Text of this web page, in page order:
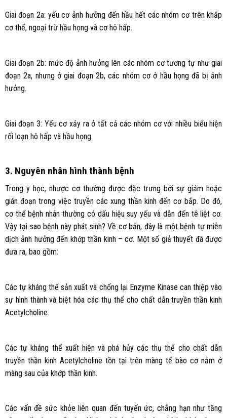
Giai đoạn 2a: yếu cơ ảnh hưởng đến hầu hết các nhóm cơ trên khắp
cơ thể, ngoại trừ hầu họng và cơ hô hấp.
Giai đoạn 2b: mức độ ảnh hưởng lên các nhóm cơ tương tự như giai
đoạn 2a, nhưng ở giai đoạn 2b, các nhóm cơ ở hầu họng đã bị ảnh
hưởng.
Giai đoạn 3: Yếu cơ xảy ra ở tất cả các nhóm cơ với nhiều biểu hiện
rối loạn hô hấp và hầu họng.
3. Nguyên nhân hình thành bệnh
Trong y học, nhược cơ thường được đặc trưng bởi sự giảm hoặc
gián đoạn trong việc truyền các xung thần kinh đến cơ bắp. Do đó,
cơ thể bệnh nhân thường có dấu hiệu suy yếu và dẫn đến tê liệt cơ.
Vậy tại sao bệnh này phát sinh? Về cơ bản, đây là một bệnh tự miễn
dịch ảnh hưởng đến khớp thần kinh – cơ. Một số giả thuyết đã được
đưa ra, bao gồm:
Các tự kháng thể sản xuất và chống lại Enzyme Kinase can thiệp vào
sự hình thành và biệt hóa các thụ thể cho chất dẫn truyền thần kinh
Acetylcholine.
Các tự kháng thể xuất hiện và phá hủy các thụ thể cho chất dẫn
truyền thần kinh Acetylcholine tồn tại trên màng tế bào cơ nằm ở
màng sau của khớp thần kinh.
Các vấn đề sức khỏe liên quan đến tuyến ức, chẳng hạn như tăng